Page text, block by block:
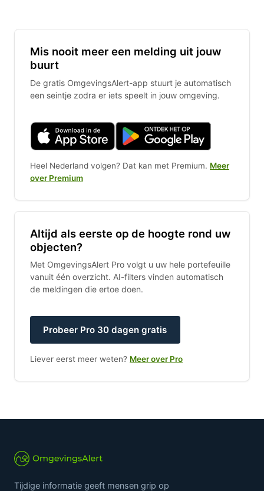
Mis nooit meer een melding uit jouw
buurt
De gratis OmgevingsAlert-app stuurt je automatisch
een seintje zodra er iets speelt in jouw omgeving.
Heel Nederland volgen? Dat kan met Premium. Meer
over Premium
Altijd als eerste op de hoogte rond uw
objecten?
Met OmgevingsAlert Pro volgt u uw hele portefeuille
vanuit één overzicht. AI-filters vinden automatisch
de meldingen die ertoe doen.
Probeer Pro 30 dagen gratis
Liever eerst meer weten? Meer over Pro
Tijdige informatie geeft mensen grip op